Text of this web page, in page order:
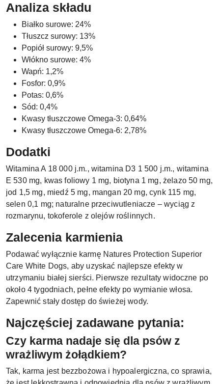
Analiza składu
Białko surowe: 24%
Tłuszcz surowy: 13%
Popiół surowy: 9,5%
Włókno surowe: 4%
Wapń: 1,2%
Fosfor: 0,9%
Potas: 0,6%
Sód: 0,4%
Kwasy tłuszczowe Omega-3: 0,64%
Kwasy tłuszczowe Omega-6: 2,78%
Dodatki
Witamina A 18 000 j.m., witamina D3 1 500 j.m., witamina
E 530 mg, kwas foliowy 1 mg, biotyna 1 mg, żelazo 50 mg,
jod 1,5 mg, miedź 5 mg, mangan 20 mg, cynk 115 mg,
selen 0,1 mg; naturalne przeciwutleniacze – wyciąg z
rozmarynu, tokoferole z olejów roślinnych.
Zalecenia karmienia
Podawać wyłącznie karmę Natures Protection Superior
Care White Dogs, aby uzyskać najlepsze efekty w
utrzymaniu białej sierści. Pierwsze rezultaty widoczne po
około 4 tygodniach, pełne efekty po wymianie włosa.
Zapewnić stały dostęp do świeżej wody.
Najczęściej zadawane pytania:
Czy karma nadaje się dla psów z
wrażliwym żołądkiem?
Tak, karma jest bezzbożowa i hypoalergiczna, co sprawia,